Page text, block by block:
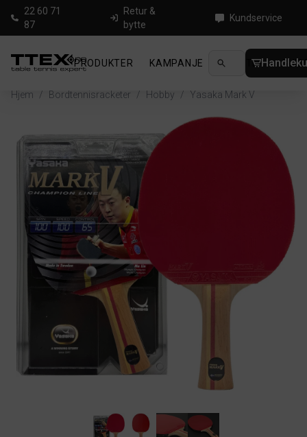
22 60 71
87
Retur &
bytte
Kundservice
PRODUKTER KAMPANJE NYHETER
Hjem / Bordtennisracketer / Hobby / Yasaka Mark V